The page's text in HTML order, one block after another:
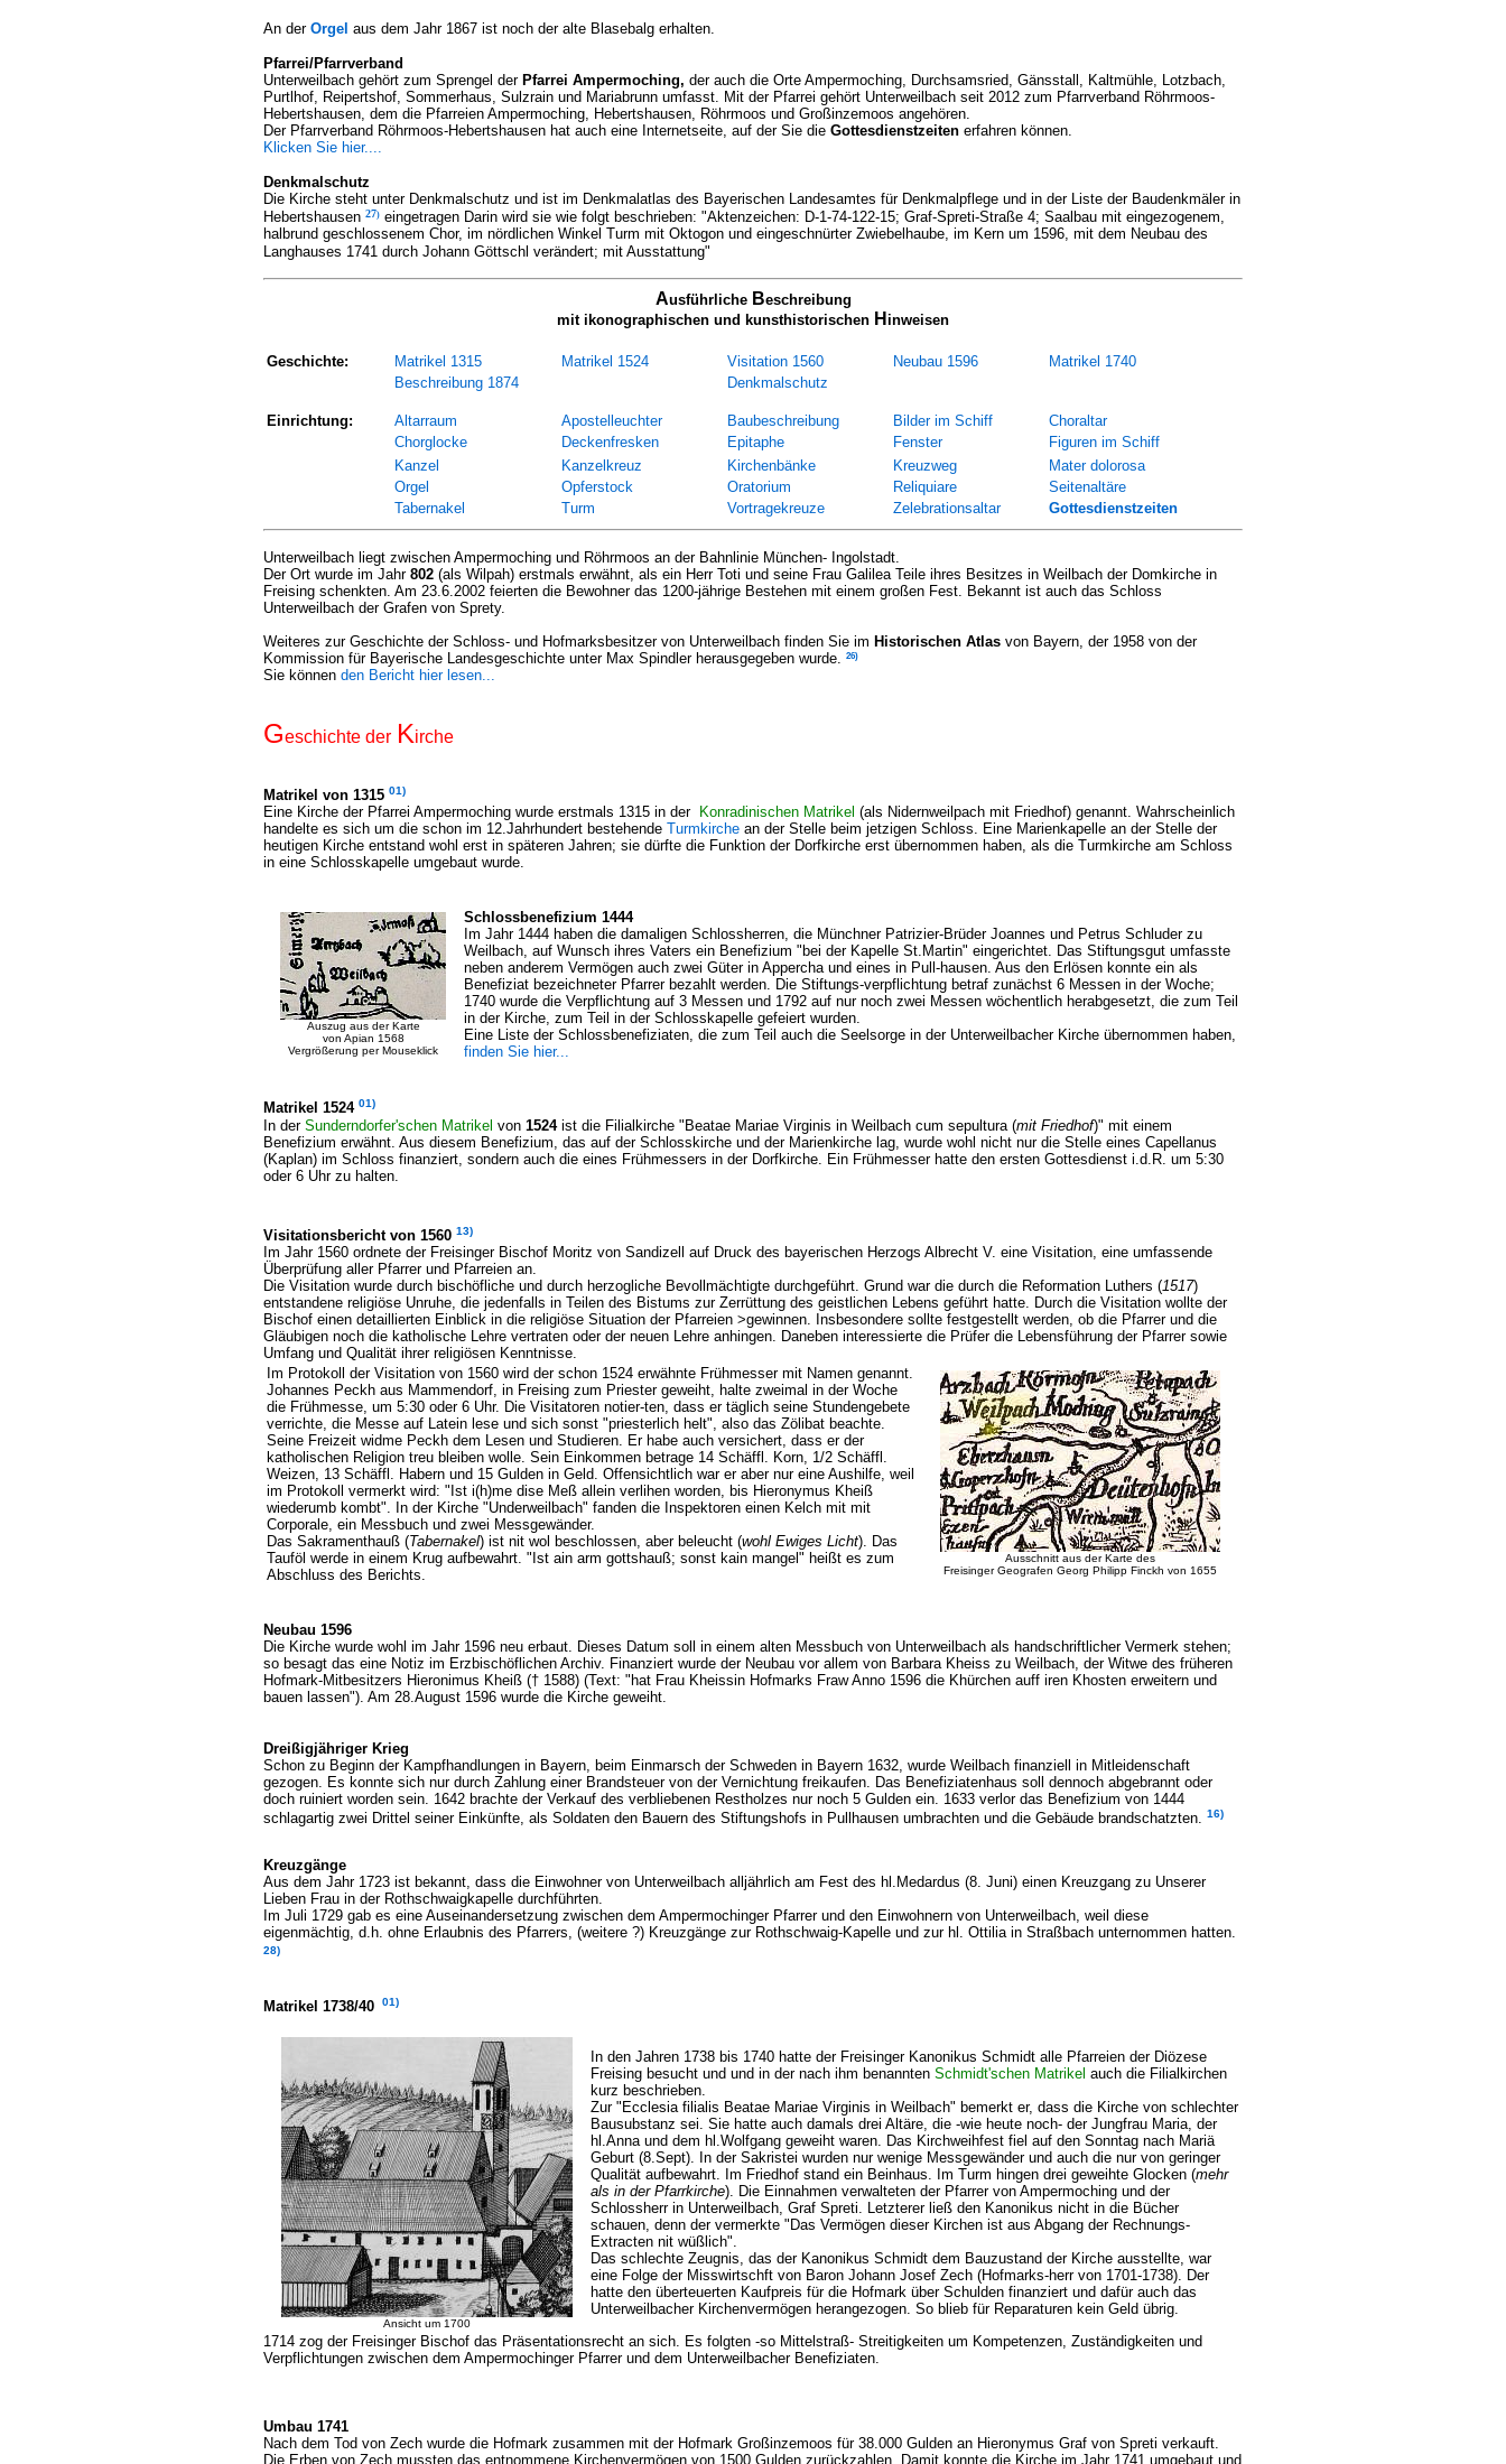
An der Orgel aus dem Jahr 1867 ist noch der alte Blasebalg erhalten.
Pfarrei/Pfarrverband
Unterweilbach gehört zum Sprengel der Pfarrei Ampermoching, der auch die Orte Ampermoching, Durchsamsried, Gänsstall, Kaltmühle, Lotzbach,
Purtlhof, Reipertshof, Sommerhaus, Sulzrain und Mariabrunn umfasst. Mit der Pfarrei gehört Unterweilbach seit 2012 zum Pfarrverband Röhrmoos-
Hebertshausen, dem die Pfarreien Ampermoching, Hebertshausen, Röhrmoos und Großinzemoos angehören.
Der Pfarrverband Röhrmoos-Hebertshausen hat auch eine Internetseite, auf der Sie die Gottesdienstzeiten erfahren können.
Klicken Sie hier....
Denkmalschutz
Die Kirche steht unter Denkmalschutz und ist im Denkmalatlas des Bayerischen Landesamtes für Denkmalpflege und in der Liste der Baudenkmäler in
Hebertshausen 27) eingetragen Darin wird sie wie folgt beschrieben: "Aktenzeichen: D-1-74-122-15; Graf-Spreti-Straße 4; Saalbau mit eingezogenem,
halbrund geschlossenem Chor, im nördlichen Winkel Turm mit Oktogon und eingeschnürter Zwiebelhaube, im Kern um 1596, mit dem Neubau des
Langhauses 1741 durch Johann Göttschl verändert; mit Ausstattung"
AusführlicheBeschreibung
mit ikonographischen und kunsthistorischen H inweisen
Geschichte: Matrikel 1315 Matrikel 1524 Visitation 1560 Neubau 1596
Matrikel 1740
Beschreibung 1874
Denkmalschutz
Einrichtung: Altarraum Apostelleuchter Baubeschreibung Bilder im Schiff
Choraltar
Chorglocke
Deckenfresken Epitaphe Fenster
Figuren im Schiff
Kanzel
Kanzelkreuz Kirchenbänke Kreuzweg
Mater dolorosa
Orgel
Opferstock Oratorium Reliquiare
Seitenaltäre
Tabernakel
Turm Vortragekreuze Zelebrationsaltar Gottesdienstzeiten
Unterweilbach liegt zwischen Ampermoching und Röhrmoos an der Bahnlinie München- Ingolstadt.
Der Ort wurde im Jahr 802 (als Wilpah) erstmals erwähnt, als ein Herr Toti und seine Frau Galilea Teile ihres Besitzes in Weilbach der Domkirche in
Freising schenkten. Am 23.6.2002 feierten die Bewohner das 1200-jährige Bestehen mit einem großen Fest. Bekannt ist auch das Schloss
Unterweilbach der Grafen von Sprety.
Weiteres zur Geschichte der Schloss- und Hofmarksbesitzer von Unterweilbach finden Sie im Historischen Atlas von Bayern, der 1958 von der
Kommission für Bayerische Landesgeschichte unter Max Spindler herausgegeben wurde.
26)
Sie können den Bericht hier lesen...
Geschichte der Kirche
Matrikel von 1315 01)
Eine Kirche der Pfarrei Ampermoching wurde erstmals 1315 in der Konradinischen Matrikel (als Nidernweilpach mit Friedhof) genannt. Wahrscheinlich
handelte es sich um die schon im 12.Jahrhundert bestehende Turmkirche an der Stelle beim jetzigen Schloss. Eine Marienkapelle an der Stelle der
heutigen Kirche entstand wohl erst in späteren Jahren; sie dürfte die Funktion der Dorfkirche erst übernommen haben, als die Turmkirche am Schloss
in eine Schlosskapelle umgebaut wurde.
Auszug aus der Karte
von Apian 1568
Vergrößerung per Mouseklick
Schlossbenefizium 1444
Im Jahr 1444 haben die damaligen Schlossherren, die Münchner Patrizier-Brüder Joannes und Petrus Schluder zu
Weilbach, auf Wunsch ihres Vaters ein Benefizium "bei der Kapelle St.Martin" eingerichtet. Das Stiftungsgut umfasste
neben anderem Vermögen auch zwei Güter in Appercha und eines in Pull-hausen. Aus den Erlösen konnte ein als
Benefiziat bezeichneter Pfarrer bezahlt werden. Die Stiftungs-verpflichtung betraf zunächst 6 Messen in der Woche;
1740 wurde die Verpflichtung auf 3 Messen und 1792 auf nur noch zwei Messen wöchentlich herabgesetzt, die zum Teil
in der Kirche, zum Teil in der Schlosskapelle gefeiert wurden.
Eine Liste der Schlossbenefiziaten, die zum Teil auch die Seelsorge in der Unterweilbacher Kirche übernommen haben,
finden Sie hier...
Matrikel 1524 01)
In der Sunderndorfer'schen Matrikel von 1524ist die Filialkirche "Beatae Mariae Virginis in Weilbach cum sepultura (mit Friedhof)" mit einem
Benefizium erwähnt. Aus diesem Benefizium, das auf der Schlosskirche und der Marienkirche lag, wurde wohl nicht nur die Stelle eines Capellanus
(Kaplan) im Schloss finanziert, sondern auch die eines Frühmessers in der Dorfkirche. Ein Frühmesser hatte den ersten Gottesdienst i.d.R. um 5:30
oder 6 Uhr zu halten.
Visitationsbericht von 1560 13)
Im Jahr 1560 ordnete der Freisinger Bischof Moritz von Sandizell auf Druck des bayerischen Herzogs Albrecht V. eine Visitation, eine umfassende
Überprüfung aller Pfarrer und Pfarreien an.
Die Visitation wurde durch bischöfliche und durch herzogliche Bevollmächtigte durchgeführt. Grund war die durch die Reformation Luthers (1517)
entstandene religiöse Unruhe, die jedenfalls in Teilen des Bistums zur Zerrüttung des geistlichen Lebens geführt hatte. Durch die Visitation wollte der
Bischof einen detaillierten Einblick in die religiöse Situation der Pfarreien >gewinnen. Insbesondere sollte festgestellt werden, ob die Pfarrer und die
Gläubigen noch die katholische Lehre vertraten oder der neuen Lehre anhingen. Daneben interessierte die Prüfer die Lebensführung der Pfarrer sowie
Umfang und Qualität ihrer religiösen Kenntnisse.
Im Protokoll der Visitation von 1560 wird der schon 1524 erwähnte Frühmesser mit Namen genannt.
Johannes Peckh aus Mammendorf, in Freising zum Priester geweiht, halte zweimal in der Woche
die Frühmesse, um 5:30 oder 6 Uhr. Die Visitatoren notier-ten, dass er täglich seine Stundengebete
verrichte, die Messe auf Latein lese und sich sonst "priesterlich helt", also das Zölibat beachte.
Seine Freizeit widme Peckh dem Lesen und Studieren. Er habe auch versichert, dass er der
katholischen Religion treu bleiben wolle. Sein Einkommen betrage 14 Schäffl. Korn, 1/2 Schäffl.
Weizen, 13 Schäffl. Habern und 15 Gulden in Geld. Offensichtlich war er aber nur eine Aushilfe, weil
im Protokoll vermerkt wird: "Ist i(h)me dise Meß allein verlihen worden, bis Hieronymus Kheiß
wiederumb kombt". In der Kirche "Underweilbach" fanden die Inspektoren einen Kelch mit mit
Corporale, ein Messbuch und zwei Messgewänder.
Das Sakramenthauß (Tabernakel) ist nit wol beschlossen, aber beleucht (wohl Ewiges Licht). Das
Tauföl werde in einem Krug aufbewahrt. "Ist ain arm gottshauß; sonst kain mangel" heißt es zum
Abschluss des Berichts.
Ausschnitt aus der Karte des
Freisinger Geografen Georg Philipp Finckh von 1655
Neubau 1596
Die Kirche wurde wohl im Jahr 1596 neu erbaut. Dieses Datum soll in einem alten Messbuch von Unterweilbach als handschriftlicher Vermerk stehen;
so besagt das eine Notiz im Erzbischöflichen Archiv. Finanziert wurde der Neubau vor allem von Barbara Kheiss zu Weilbach, der Witwe des früheren
Hofmark-Mitbesitzers Hieronimus Kheiß († 1588) (Text: "hat Frau Kheissin Hofmarks Fraw Anno 1596 die Khürchen auff iren Khosten erweitern und
bauen lassen"). Am 28.August 1596 wurde die Kirche geweiht.
Dreißigjähriger Krieg
Schon zu Beginn der Kampfhandlungen in Bayern, beim Einmarsch der Schweden in Bayern 1632, wurde Weilbach finanziell in Mitleidenschaft
gezogen. Es konnte sich nur durch Zahlung einer Brandsteuer von der Vernichtung freikaufen. Das Benefiziatenhaus soll dennoch abgebrannt oder
doch ruiniert worden sein. 1642 brachte der Verkauf des verbliebenen Restholzes nur noch 5 Gulden ein. 1633 verlor das Benefizium von 1444
schlagartig zwei Drittel seiner Einkünfte, als Soldaten den Bauern des Stiftungshofs in Pullhausen umbrachten und die Gebäude brandschatzten. 16)
Kreuzgänge
Aus dem Jahr 1723 ist bekannt, dass die Einwohner von Unterweilbach alljährlich am Fest des hl.Medardus (8. Juni) einen Kreuzgang zu Unserer
Lieben Frau in der Rothschwaigkapelle durchführten.
Im Juli 1729 gab es eine Auseinandersetzung zwischen dem Ampermochinger Pfarrer und den Einwohnern von Unterweilbach, weil diese
eigenmächtig, d.h. ohne Erlaubnis des Pfarrers, (weitere ?) Kreuzgänge zur Rothschwaig-Kapelle und zur hl. Ottilia in Straßbach unternommen hatten.
28)
Matrikel 1738/40 01)
Ansicht um 1700
In den Jahren 1738 bis 1740 hatte der Freisinger Kanonikus Schmidt alle Pfarreien der Diözese
Freising besucht und und in der nach ihm benannten Schmidt'schen Matrikel auch die Filialkirchen
kurz beschrieben.
Zur "Ecclesia filialis Beatae Mariae Virginis in Weilbach" bemerkt er, dass die Kirche von schlechter
Bausubstanz sei. Sie hatte auch damals drei Altäre, die -wie heute noch- der Jungfrau Maria, der
hl.Anna und dem hl.Wolfgang geweiht waren. Das Kirchweihfest fiel auf den Sonntag nach Mariä
Geburt (8.Sept). In der Sakristei wurden nur wenige Messgewänder und auch die nur von geringer
Qualität aufbewahrt. Im Friedhof stand ein Beinhaus. Im Turm hingen drei geweihte Glocken (mehr
als in der Pfarrkirche). Die Einnahmen verwalteten der Pfarrer von Ampermoching und der
Schlossherr in Unterweilbach, Graf Spreti. Letzterer ließ den Kanonikus nicht in die Bücher
schauen, denn der vermerkte "Das Vermögen dieser Kirchen ist aus Abgang der Rechnungs-
Extracten nit wüßlich".
Das schlechte Zeugnis, das der Kanonikus Schmidt dem Bauzustand der Kirche ausstellte, war
eine Folge der Misswirtschft von Baron Johann Josef Zech (Hofmarks-herr von 1701-1738). Der
hatte den überteuerten Kaufpreis für die Hofmark über Schulden finanziert und dafür auch das
Unterweilbacher Kirchenvermögen herangezogen. So blieb für Reparaturen kein Geld übrig.
1714 zog der Freisinger Bischof das Präsentationsrecht an sich. Es folgten -so Mittelstraß- Streitigkeiten um Kompetenzen, Zuständigkeiten und
Verpflichtungen zwischen dem Ampermochinger Pfarrer und dem Unterweilbacher Benefiziaten.
Umbau 1741
Nach dem Tod von Zech wurde die Hofmark zusammen mit der Hofmark Großinzemoos für 38.000 Gulden an Hieronymus Graf von Spreti verkauft.
Die Erben von Zech mussten das entnommene Kirchenvermögen von 1500 Gulden zurückzahlen. Damit konnte die Kirche im Jahr 1741 umgebaut und